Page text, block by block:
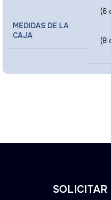
MEDIDAS DE LA
CAJA
(6
(8